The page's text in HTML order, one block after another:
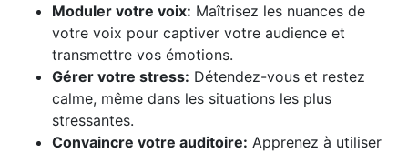
Moduler votre voix: Maîtrisez les nuances de
votre voix pour captiver votre audience et
transmettre vos émotions.
Gérer votre stress: Détendez-vous et restez
calme, même dans les situations les plus
stressantes.
Convaincre votre auditoire: Apprenez à utiliser